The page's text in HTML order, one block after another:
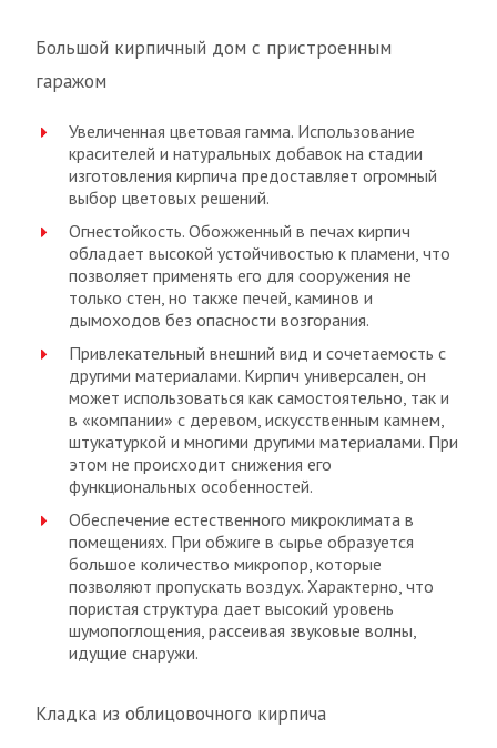
Большой кирпичный дом с пристроенным
гаражом
Увеличенная цветовая гамма. Использование
красителей и натуральных добавок на стадии
изготовления кирпича предоставляет огромный
выбор цветовых решений.
Огнестойкость. Обожженный в печах кирпич
обладает высокой устойчивостью к пламени, что
позволяет применять его для сооружения не
только стен, но также печей, каминов и
дымоходов без опасности возгорания.
Привлекательный внешний вид и сочетаемость с
другими материалами. Кирпич универсален, он
может использоваться как самостоятельно, так и
в «компании» с деревом, искусственным камнем,
штукатуркой и многими другими материалами. При
этом не происходит снижения его
функциональных особенностей.
Обеспечение естественного микроклимата в
помещениях. При обжиге в сырье образуется
большое количество микропор, которые
позволяют пропускать воздух. Характерно, что
пористая структура дает высокий уровень
шумопоглощения, рассеивая звуковые волны,
идущие снаружи.
Кладка из облицовочного кирпича